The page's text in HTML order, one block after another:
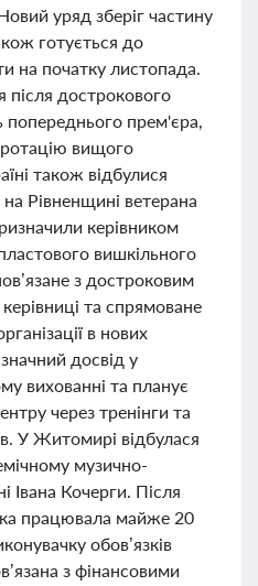
уряд зберіг частину
готується до
на початку листопада.
після дострокового
прем'єра,
вищого
також відбулися
Рівненщині ветерана
керівником
вишкільного
з достроковим
та спрямоване
в нових
досвід у
вихованні та планує
через тренінги та
У Житомирі відбулася
музично-
Івана Кочерги. Після
працювала майже 20
обов’язків
з фінансовими